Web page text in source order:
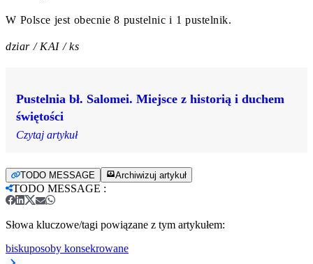
W Polsce jest obecnie 8 pustelnic i 1 pustelnik.
dziar / KAI / ks
Pustelnia bł. Salomei. Miejsce z historią i duchem
świętości
Czytaj artykuł
TODO MESSAGE Archiwizuj artykuł
TODO MESSAGE :
Słowa kluczowe/tagi powiązane z tym artykułem:
biskuposoby konsekrowane